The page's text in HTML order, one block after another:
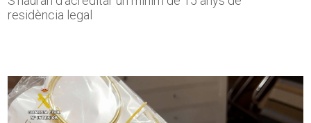
residència legal